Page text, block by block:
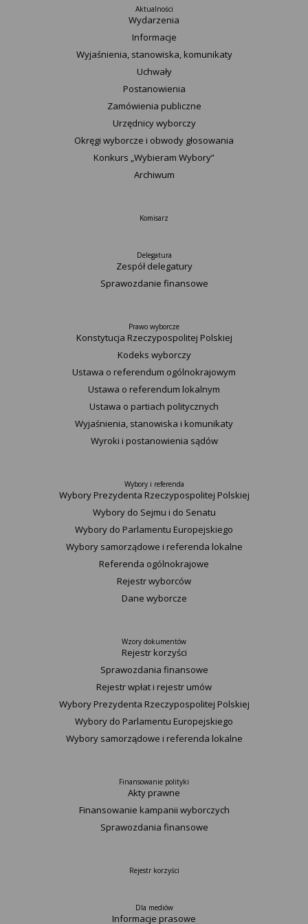
Aktualności
Wydarzenia
Informacje
Wyjaśnienia, stanowiska, komunikaty
Uchwały
Postanowienia
Zamówienia publiczne
Urzędnicy wyborczy
Okręgi wyborcze i obwody głosowania
Konkurs „Wybieram Wybory”
Archiwum
Komisarz
Delegatura
Zespół delegatury
Sprawozdanie finansowe
Prawo wyborcze
Konstytucja Rzeczypospolitej Polskiej​
Kodeks wyborczy
Ustawa o referendum ogólnokrajowym
Ustawa o referendum lokalnym
Ustawa o partiach politycznych
Wyjaśnienia, stanowiska i komunikaty
Wyroki i postanowienia sądów
Wybory i referenda
Wybory Prezydenta Rzeczypospolitej Polskiej
Wybory do Sejmu i do Senatu
Wybory do Parlamentu Europejskiego
Wybory samorządowe i referenda lokalne
Referenda ogólnokrajowe
Rejestr wyborców
Dane wyborcze
Wzory dokumentów
Rejestr korzyści
Sprawozdania finansowe
Rejestr wpłat i rejestr umów
Wybory Prezydenta Rzeczypospolitej Polskiej
Wybory do Parlamentu Europejskiego
Wybory samorządowe i referenda lokalne
Finansowanie polityki
Akty prawne
Finansowanie kampanii wyborczych
Sprawozdania finansowe
Rejestr korzyści
Dla mediów
Informacje prasowe